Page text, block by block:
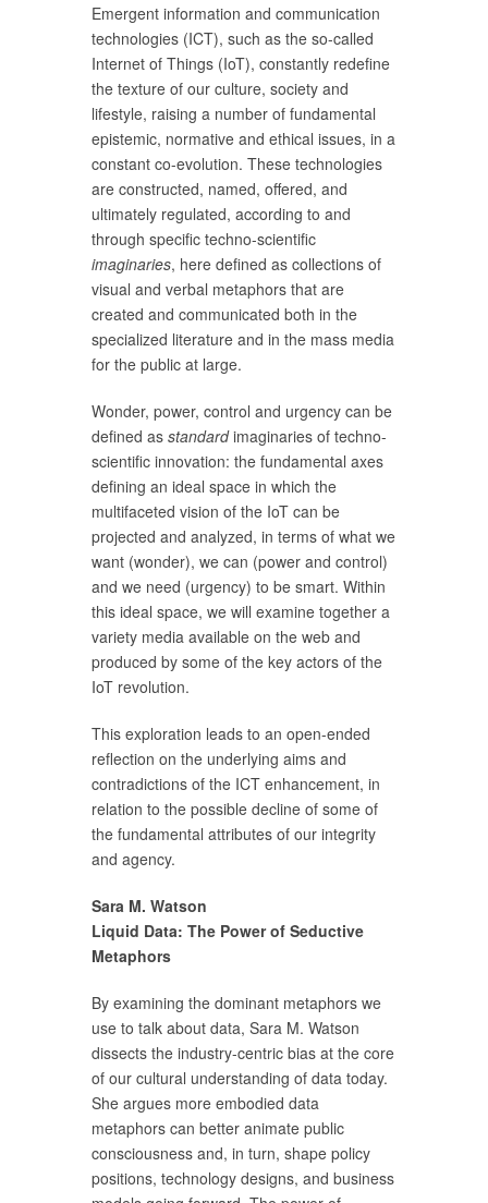
Emergent information and communication
technologies (ICT), such as the so-called
Internet of Things (IoT), constantly redefine
the texture of our culture, society and
lifestyle, raising a number of fundamental
epistemic, normative and ethical issues, in a
constant co-evolution. These technologies
are constructed, named, offered, and
ultimately regulated, according to and
through specific techno-scientific
imaginaries, here defined as collections of
visual and verbal metaphors that are
created and communicated both in the
specialized literature and in the mass media
for the public at large.
Wonder, power, control and urgency can be
defined as standardimaginaries of techno-
scientific innovation: the fundamental axes
defining an ideal space in which the
multifaceted vision of the IoT can be
projected and analyzed, in terms of what we
want (wonder), we can (power and control)
and we need (urgency) to be smart. Within
this ideal space, we will examine together a
variety media available on the web and
produced by some of the key actors of the
IoT revolution.
This exploration leads to an open-ended
reflection on the underlying aims and
contradictions of the ICT enhancement, in
relation to the possible decline of some of
the fundamental attributes of our integrity
and agency.
Sara M. Watson
Liquid Data: The Power of Seductive
Metaphors
By examining the dominant metaphors we
use to talk about data, Sara M. Watson
dissects the industry-centric bias at the core
of our cultural understanding of data today.
She argues more embodied data
metaphors can better animate public
consciousness and, in turn, shape policy
positions, technology designs, and business